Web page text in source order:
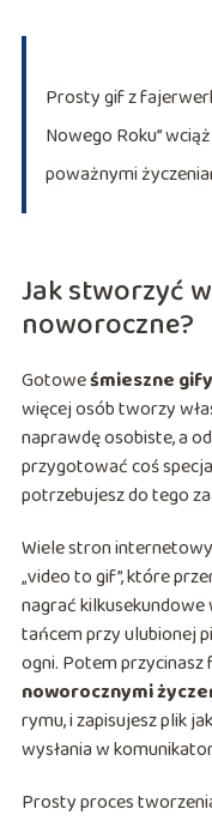
Prosty gif z
Nowego Roku”
poważnymi
Jak stworzyć
noworoczne?
Gotoweśmieszne
więcej osób tworzy
naprawdę osobiste, a
przygotować coś
potrzebujesz do tego
Wiele stron
„video to gif”, które
nagrać kilkusekundowe
tańcem przy ulubionej
ogni. Potem przycinasz
noworocznymi
rymu, i zapisujesz plik
wysłania w
Prosty proces